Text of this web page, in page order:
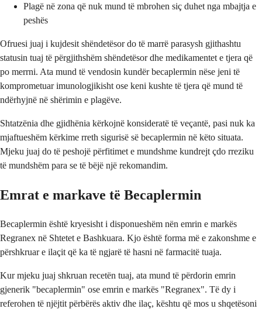
Plagë në zona që nuk mund të mbrohen siç duhet nga mbajtja e
peshës
Ofruesi juaj i kujdesit shëndetësor do të marrë parasysh gjithashtu
statusin tuaj të përgjithshëm shëndetësor dhe medikamentet e tjera që
po merrni. Ata mund të vendosin kundër becaplermin nëse jeni të
komprometuar imunologjikisht ose keni kushte të tjera që mund të
ndërhyjnë në shërimin e plagëve.
Shtatzënia dhe gjidhënia kërkojnë konsideratë të veçantë, pasi nuk ka
mjaftueshëm kërkime rreth sigurisë së becaplermin në këto situata.
Mjeku juaj do të peshojë përfitimet e mundshme kundrejt çdo rreziku
të mundshëm para se të bëjë një rekomandim.
Emrat e markave të Becaplermin
Becaplermin është kryesisht i disponueshëm nën emrin e markës
Regranex në Shtetet e Bashkuara. Kjo është forma më e zakonshme e
përshkruar e ilaçit që ka të ngjarë të hasni në farmacitë tuaja.
Kur mjeku juaj shkruan recetën tuaj, ata mund të përdorin emrin
gjenerik "becaplermin" ose emrin e markës "Regranex". Të dy i
referohen të njëjtit përbërës aktiv dhe ilaç, kështu që mos u shqetësoni